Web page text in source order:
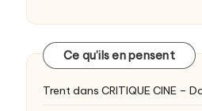
Ce qu’ils en pensent
Trentdans CRITIQUE CINE –